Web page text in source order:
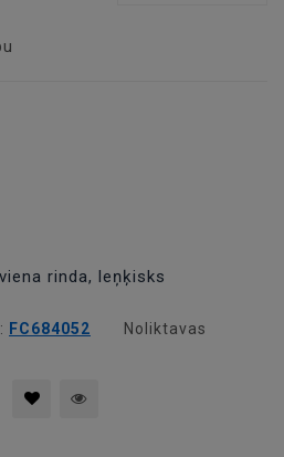
rinda, leņķisks
FC684052
Noliktavas